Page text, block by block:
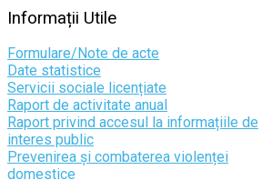
Informații Utile
Formulare/Note de acte
Date statistice
Servicii sociale licențiate
Raport de activitate anual
Raport privind accesul la informațiile de
interes public
Prevenirea și combaterea violenței
domestice